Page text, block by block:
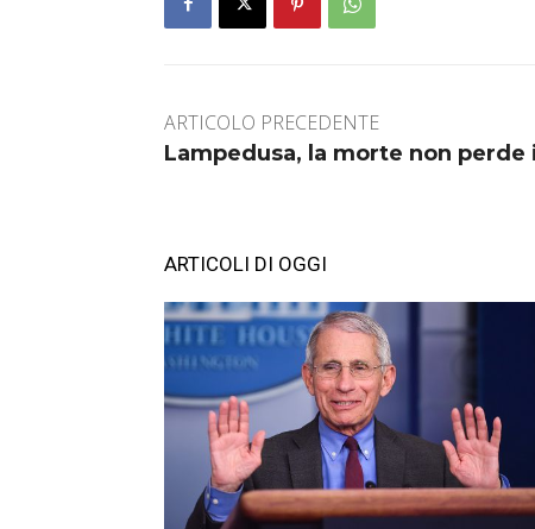
ARTICOLO PRECEDENTE
Lampedusa, la morte non
ARTICOLI DI OGGI